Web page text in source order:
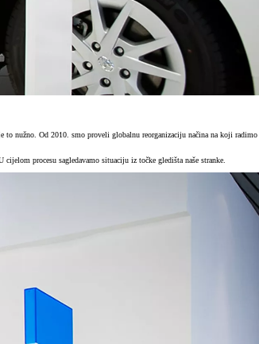
to nužno. Od 2010. smo proveli globalnu reorganizaciju načina na koji radimo
procesu sagledavamo situaciju iz točke gledišta naše stranke.